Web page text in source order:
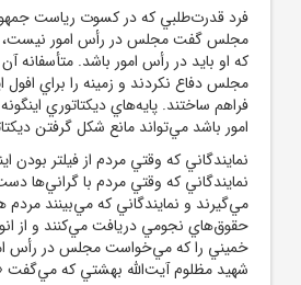
فرد قدرت‌طلبي که در کسوت رياست
مجلس گفت مجلس در رأس امور نيست،
که او بايد در رأس امور باشد. متأسفانه
مجلس دفاع نکردند و زمينه را براي افول
فراهم ساختند. پايه‌هاي ديکتاتوري
امور باشد مي‌تواند مانع شکل گرفتن
نمايندگاني که وقتي مردم از فيلتر بودن
نمايندگاني که وقتي مردم با گراني‌ها
مي‌گيرند و نمايندگاني که مي‌بينند
حقوق‌هاي نجومي دريافت مي‌کنند و از
خميني را که مي‌خواست مجلس در رأس
شهيد مظلوم آيت‌الله بهشتي که مي‌گفت